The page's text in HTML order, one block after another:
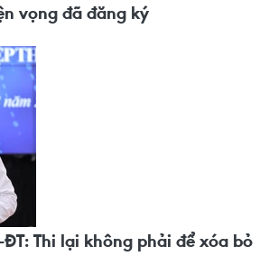
vọng đã đăng ký
Thi lại không phải để xóa bỏ